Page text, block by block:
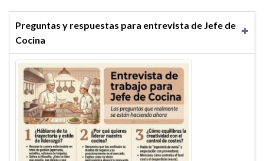
Preguntas y respuestas para entrevista de Jefe de
Cocina